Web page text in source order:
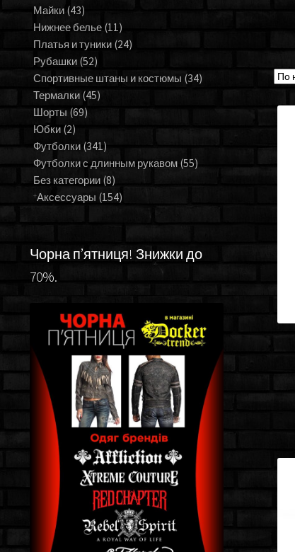
Майки (43)
Нижнее белье (11)
Платья и туники (24)
Рубашки (52)
Спортивные штаны и костюмы (34)
Термалки (45)
Шорты (69)
Юбки (2)
Футболки (341)
Футболки с длинным рукавом (55)
Без категории (8)
Аксессуары (154)
Чорна п’ятниця! Знижки до
70%.